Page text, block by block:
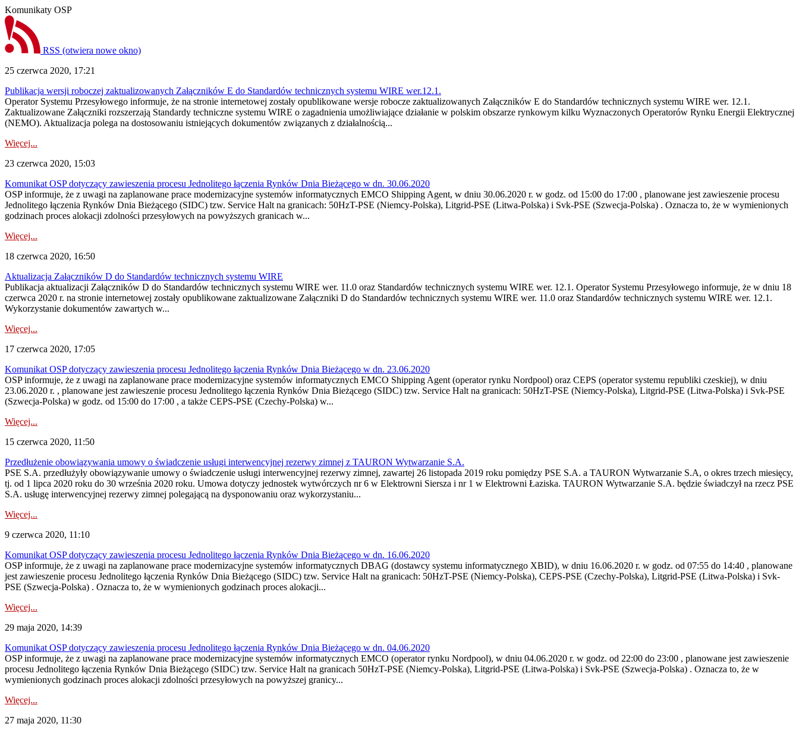
Komunikaty OSP
RSS (otwiera nowe okno)
25 czerwca 2020, 17:21
Publikacja wersji roboczej zaktualizowanych Załączników E do Standardów technicznych systemu WIRE wer.12.1.
Operator Systemu Przesyłowego informuje, że na stronie internetowej zostały opublikowane wersje robocze zaktualizowanych Załączników E do Standardów technicznych systemu WIRE wer. 12.1.
Zaktualizowane Załączniki rozszerzają Standardy techniczne systemu WIRE o zagadnienia umożliwiające działanie w polskim obszarze rynkowym kilku Wyznaczonych Operatorów Rynku Energii Elektrycznej
(NEMO). Aktualizacja polega na dostosowaniu istniejących dokumentów związanych z działalnością...
Więcej...
23 czerwca 2020, 15:03
Komunikat OSP dotyczący zawieszenia procesu Jednolitego łączenia Rynków Dnia Bieżącego w dn. 30.06.2020
OSP informuje, że z uwagi na zaplanowane prace modernizacyjne systemów informatycznych EMCO Shipping Agent, w dniu 30.06.2020 r. w godz. od 15:00 do 17:00 , planowane jest zawieszenie procesu
Jednolitego łączenia Rynków Dnia Bieżącego (SIDC) tzw. Service Halt na granicach: 50HzT-PSE (Niemcy-Polska), Litgrid-PSE (Litwa-Polska) i Svk-PSE (Szwecja-Polska) . Oznacza to, że w wymienionych
godzinach proces alokacji zdolności przesyłowych na powyższych granicach w...
Więcej...
18 czerwca 2020, 16:50
Aktualizacja Załączników D do Standardów technicznych systemu WIRE
Publikacja aktualizacji Załączników D do Standardów technicznych systemu WIRE wer. 11.0 oraz Standardów technicznych systemu WIRE wer. 12.1. Operator Systemu Przesyłowego informuje, że w dniu 18
czerwca 2020 r. na stronie internetowej zostały opublikowane zaktualizowane Załączniki D do Standardów technicznych systemu WIRE wer. 11.0 oraz Standardów technicznych systemu WIRE wer. 12.1.
Wykorzystanie dokumentów zawartych w...
Więcej...
17 czerwca 2020, 17:05
Komunikat OSP dotyczący zawieszenia procesu Jednolitego łączenia Rynków Dnia Bieżącego w dn. 23.06.2020
OSP informuje, że z uwagi na zaplanowane prace modernizacyjne systemów informatycznych EMCO Shipping Agent (operator rynku Nordpool) oraz CEPS (operator systemu republiki czeskiej), w dniu
23.06.2020 r. , planowane jest zawieszenie procesu Jednolitego łączenia Rynków Dnia Bieżącego (SIDC) tzw. Service Halt na granicach: 50HzT-PSE (Niemcy-Polska), Litgrid-PSE (Litwa-Polska) i Svk-PSE
(Szwecja-Polska) w godz. od 15:00 do 17:00 , a także CEPS-PSE (Czechy-Polska) w...
Więcej...
15 czerwca 2020, 11:50
Przedłużenie obowiązywania umowy o świadczenie usługi interwencyjnej rezerwy zimnej z TAURON Wytwarzanie S.A.
PSE S.A. przedłużyły obowiązywanie umowy o świadczenie usługi interwencyjnej rezerwy zimnej, zawartej 26 listopada 2019 roku pomiędzy PSE S.A. a TAURON Wytwarzanie S.A, o okres trzech miesięcy,
tj. od 1 lipca 2020 roku do 30 września 2020 roku. Umowa dotyczy jednostek wytwórczych nr 6 w Elektrowni Siersza i nr 1 w Elektrowni Łaziska. TAURON Wytwarzanie S.A. będzie świadczył na rzecz PSE
S.A. usługę interwencyjnej rezerwy zimnej polegającą na dysponowaniu oraz wykorzystaniu...
Więcej...
9 czerwca 2020, 11:10
Komunikat OSP dotyczący zawieszenia procesu Jednolitego łączenia Rynków Dnia Bieżącego w dn. 16.06.2020
OSP informuje, że z uwagi na zaplanowane prace modernizacyjne systemów informatycznych DBAG (dostawcy systemu informatycznego XBID), w dniu 16.06.2020 r. w godz. od 07:55 do 14:40 , planowane
jest zawieszenie procesu Jednolitego łączenia Rynków Dnia Bieżącego (SIDC) tzw. Service Halt na granicach: 50HzT-PSE (Niemcy-Polska), CEPS-PSE (Czechy-Polska), Litgrid-PSE (Litwa-Polska) i Svk-
PSE (Szwecja-Polska) . Oznacza to, że w wymienionych godzinach proces alokacji...
Więcej...
29 maja 2020, 14:39
Komunikat OSP dotyczący zawieszenia procesu Jednolitego łączenia Rynków Dnia Bieżącego w dn. 04.06.2020
OSP informuje, że z uwagi na zaplanowane prace modernizacyjne systemów informatycznych EMCO (operator rynku Nordpool), w dniu 04.06.2020 r. w godz. od 22:00 do 23:00 , planowane jest zawieszenie
procesu Jednolitego łączenia Rynków Dnia Bieżącego (SIDC) tzw. Service Halt na granicach 50HzT-PSE (Niemcy-Polska), Litgrid-PSE (Litwa-Polska) i Svk-PSE (Szwecja-Polska) . Oznacza to, że w
wymienionych godzinach proces alokacji zdolności przesyłowych na powyższej granicy...
Więcej...
27 maja 2020, 11:30